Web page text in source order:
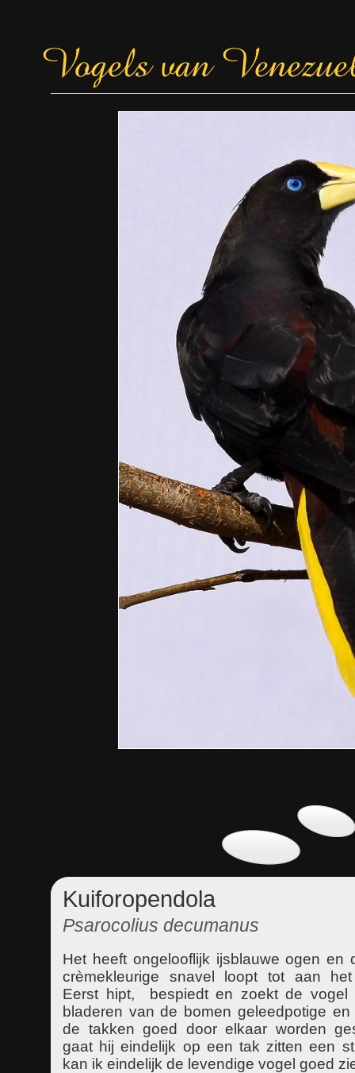
Kuiforopendola
Psarocolius decumanus
Het heeft ongelooflijk ijsblauwe ogen en
crèmekleurige snavel loopt tot aan het
Eerst hipt, bespiedt en zoekt de vogel
bladeren van de bomen geleedpotige en
de takken goed door elkaar worden
gaat hij eindelijk op een tak zitten een
kan ik eindelijk de levendige vogel goed